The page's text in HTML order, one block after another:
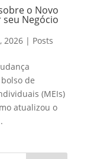
o Novo
Negócio
2026| Posts
de
(MEIs)
atualizou o